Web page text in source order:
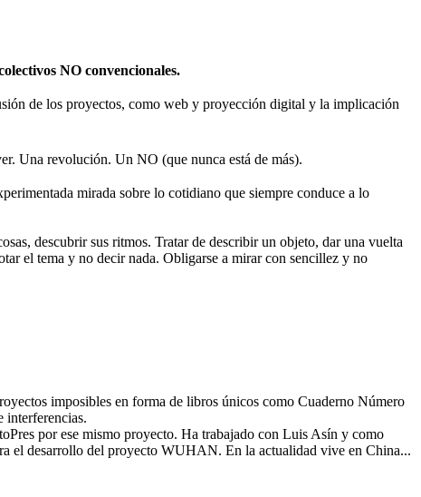
NO convencionales.
de los proyectos, como web y proyección digital y la implicación
Una revolución. Un NO (que nunca está de más).
mirada sobre lo cotidiano que siempre conduce a lo
descubrir sus ritmos. Tratar de describir un objeto, dar una vuelta
el tema y no decir nada. Obligarse a mirar con sencillez y no
imposibles en forma de libros únicos como Cuaderno Número
interferencias.
por ese mismo proyecto. Ha trabajado con Luis Asín y como
el desarrollo del proyecto WUHAN. En la actualidad vive en China...